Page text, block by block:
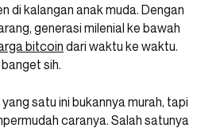
di kalangan anak muda. Dengan
generasi milenial ke bawah
bitcoindari waktu ke waktu.
sih.
satu ini bukannya murah, tapi
caranya. Salah satunya